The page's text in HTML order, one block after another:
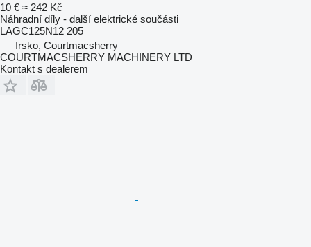
10 € ≈ 242 Kč
Náhradní díly - další elektrické součásti
LAGC125N12 205
Irsko, Courtmacsherry
COURTMACSHERRY MACHINERY LTD
Kontakt s dealerem